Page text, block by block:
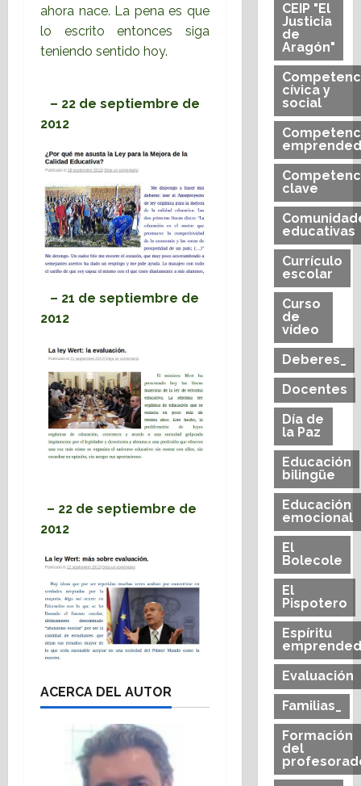
ahora nace. La pena es que
lo escrito entonces siga
teniendo sentido hoy.
– 22 de septiembre de
2012
– 21 de septiembre de
2012
– 22 de septiembre de
2012
ACERCA DEL AUTOR
CEIP "El
Justicia
de
Aragón"
cívica y
social
clave
educativas
Currículo
escolar
Curso
de
vídeo
Deberes_
Docentes
Día de
la Paz
Educación
bilingüe
Educación
emocional
El
Bolecole
El
Pispotero
Espíritu
Evaluación
Familias_
Formación
del